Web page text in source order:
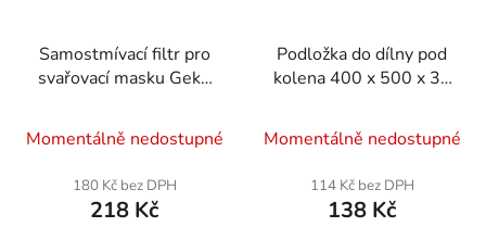
Samostmívací filtr pro
svařovací masku Geko
Momentálně nedostupné
180 Kč bez DPH
218 Kč
Podložka do dílny pod
kolena 400 x 500 x 30
Momentálně nedostupné
114 Kč bez DPH
138 Kč